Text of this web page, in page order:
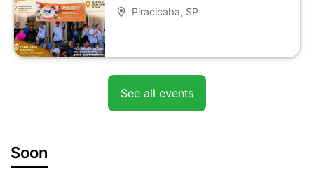
Piracicaba , SP
See all events
Soon